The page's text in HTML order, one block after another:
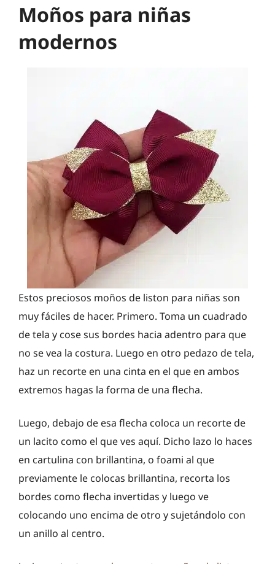
Moños para niñas
modernos
Estos preciosos moños de liston para niñas son
muy fáciles de hacer. Primero. Toma un cuadrado
de tela y cose sus bordes hacia adentro para que
no se vea la costura. Luego en otro pedazo de tela,
haz un recorte en una cinta en el que en ambos
extremos hagas la forma de una flecha.
Luego, debajo de esa flecha coloca un recorte de
un lacito como el que ves aquí. Dicho lazo lo haces
en cartulina con brillantina, o foami al que
previamente le colocas brillantina, recorta los
bordes como flecha invertidas y luego ve
colocando uno encima de otro y sujetándolo con
un anillo al centro.